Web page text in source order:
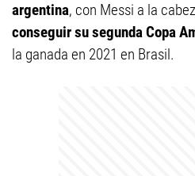
argentina, con Messi a la
conseguir su segunda Copa
la ganada en 2021 en Brasil.